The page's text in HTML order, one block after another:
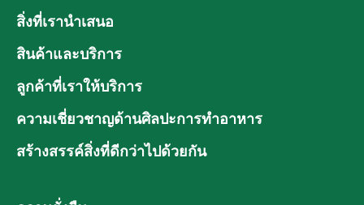
สิ่งที่เรานำเสนอ
สินค้าและบริการ
ลูกค้าที่เราให้บริการ
ความเชี่ยวชาญด้านศิลปะการทำอาหาร
สร้างสรรค์สิ่งที่ดีกว่าไปด้วยกัน